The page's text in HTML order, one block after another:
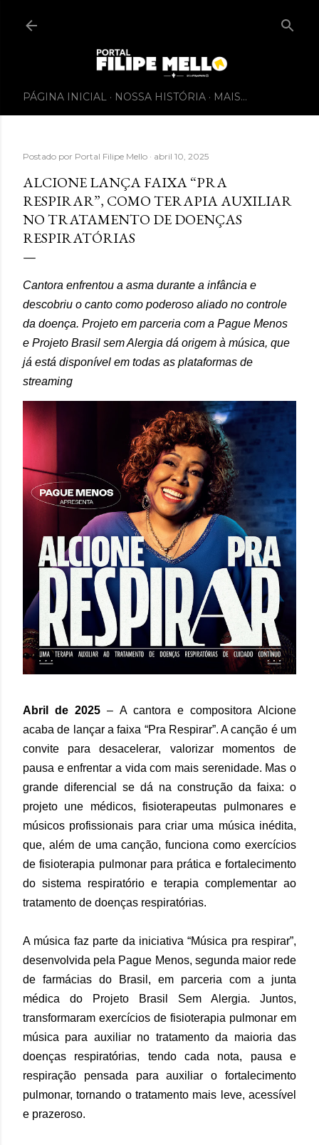
PÁGINA INICIAL NOSSA HISTÓRIA MAIS…
Postado por Portal Filipe Mello abril 10, 2025
ALCIONE LANÇA FAIXA “PRA
RESPIRAR”, COMO TERAPIA AUXILIAR
NO TRATAMENTO DE DOENÇAS
RESPIRATÓRIAS
Cantora enfrentou a asma durante a infância e
descobriu o canto como poderoso aliado no controle
da doença. Projeto em parceria com a Pague Menos
e Projeto Brasil sem Alergia dá origem à música, que
já está disponível em todas as plataformas de
streaming
Abril de 2025– A cantora e compositora Alcione
acaba de lançar a faixa “Pra Respirar”. A canção é um
convite para desacelerar, valorizar momentos de
pausa e enfrentar a vida com mais serenidade. Mas o
grande diferencial se dá na construção da faixa: o
projeto une médicos, fisioterapeutas pulmonares e
músicos profissionais para criar uma música inédita,
que, além de uma canção, funciona como exercícios
de fisioterapia pulmonar para prática e fortalecimento
do sistema respiratório e terapia complementar ao
tratamento de doenças respiratórias.
A música faz parte da iniciativa “Música pra respirar”,
desenvolvida pela Pague Menos, segunda maior rede
de farmácias do Brasil, em parceria com a junta
médica do Projeto Brasil Sem Alergia. Juntos,
transformaram exercícios de fisioterapia pulmonar em
música para auxiliar no tratamento da maioria das
doenças respiratórias, tendo cada nota, pausa e
respiração pensada para auxiliar o fortalecimento
pulmonar, tornando o tratamento mais leve, acessível
e prazeroso.